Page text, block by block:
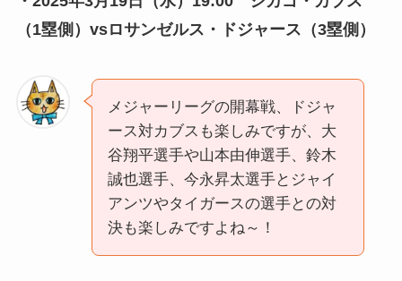
（1塁側）vsロサンゼルス・ドジャース（3塁側）
メジャーリーグの開幕戦、ドジャ
ース対カブスも楽しみですが、大
谷翔平選手や山本由伸選手、鈴木
誠也選手、今永昇太選手とジャイ
アンツやタイガースの選手との対
決も楽しみですよね～！